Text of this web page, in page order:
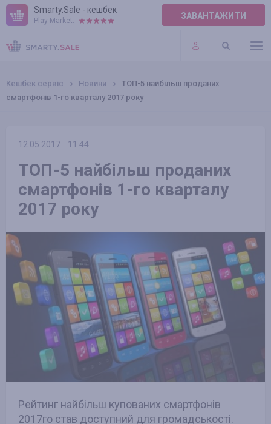
Smarty.Sale - кешбек
Play Market: ЗАВАНТАЖИТИ
ПРАВИЛА
ПЛАГІНИ
Кешбек сервіс Новини
ТОП-5 найбільш проданих
смартфонів 1-го кварталу 2017 року
12.05.2017 11:44
ТОП-5 найбільш проданих
смартфонів 1-го кварталу
2017 року
Рейтинг найбільш купованих смартфонів
2017го став доступний для громадськості.